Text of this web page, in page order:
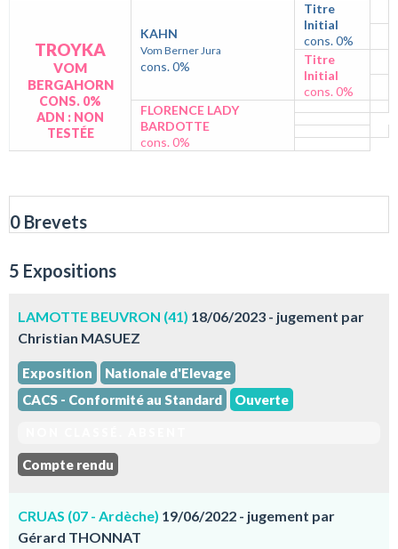
TROYKA
VOM
BERGAHORN
CONS. 0%
ADN : NON
TESTÉE
KAHN
Vom Berner Jura
cons. 0%
Titre
Initial
cons. 0%
Titre
Initial
cons. 0%
FLORENCE LADY
BARDOTTE
cons. 0%
0 Brevets
5 Expositions
LAMOTTE BEUVRON (41) 18/06/2023 - jugement par
Christian MASUEZ
Exposition
Nationale d'Elevage
CACS - Conformité au Standard
Ouverte
Compte rendu
CRUAS (07 - Ardèche) 19/06/2022 - jugement par
Gérard THONNAT